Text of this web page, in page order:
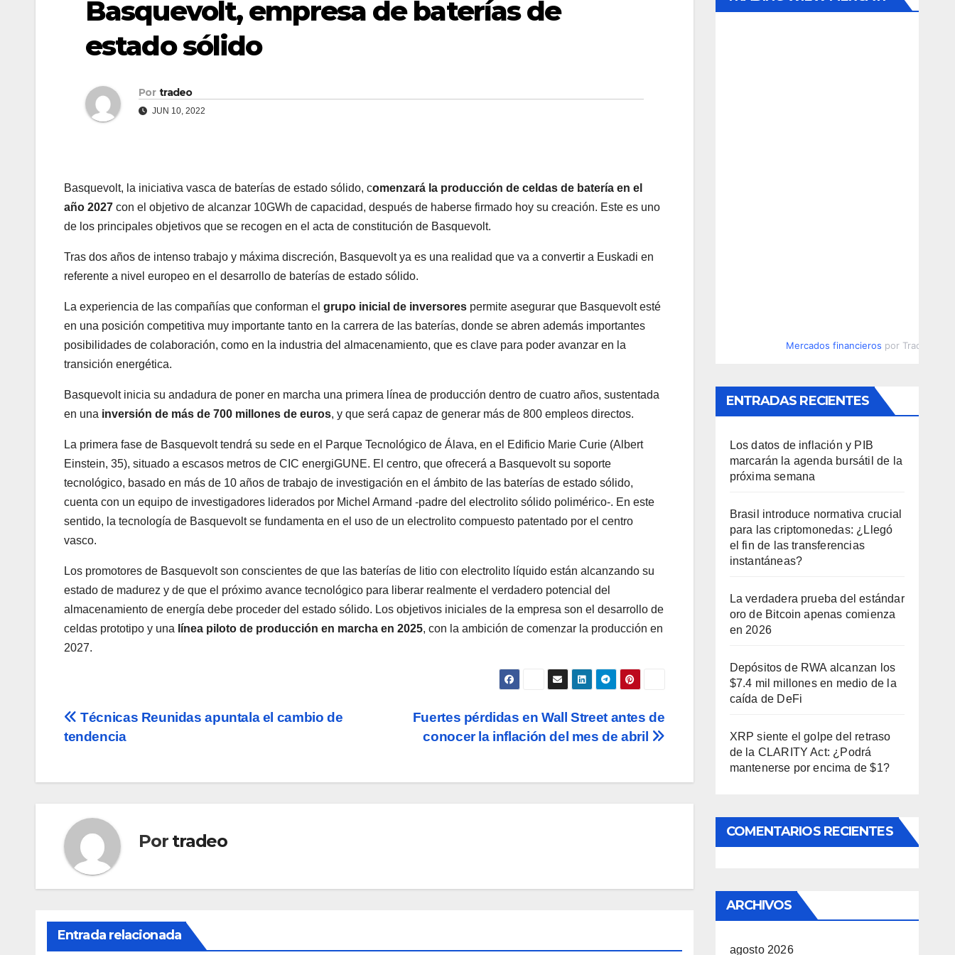
Basquevolt, empresa de baterías de
estado sólido
Por tradeo
JUN 10, 2022
Basquevolt, la iniciativa vasca de baterías de estado sólido, comenzará la producción de celdas de batería en el
año 2027 con el objetivo de alcanzar 10GWh de capacidad, después de haberse firmado hoy su creación. Este es uno
de los principales objetivos que se recogen en el acta de constitución de Basquevolt.
Tras dos años de intenso trabajo y máxima discreción, Basquevolt ya es una realidad que va a convertir a Euskadi en
referente a nivel europeo en el desarrollo de baterías de estado sólido.
La experiencia de las compañías que conforman el grupo inicial de inversores permite asegurar que Basquevolt esté
en una posición competitiva muy importante tanto en la carrera de las baterías, donde se abren además importantes
posibilidades de colaboración, como en la industria del almacenamiento, que es clave para poder avanzar en la
transición energética.
Basquevolt inicia su andadura de poner en marcha una primera línea de producción dentro de cuatro años, sustentada
en una inversión de más de 700 millones de euros, y que será capaz de generar más de 800 empleos directos.
La primera fase de Basquevolt tendrá su sede en el Parque Tecnológico de Álava, en el Edificio Marie Curie (Albert
Einstein, 35), situado a escasos metros de CIC energiGUNE. El centro, que ofrecerá a Basquevolt su soporte
tecnológico, basado en más de 10 años de trabajo de investigación en el ámbito de las baterías de estado sólido,
cuenta con un equipo de investigadores liderados por Michel Armand -padre del electrolito sólido polimérico-. En este
sentido, la tecnología de Basquevolt se fundamenta en el uso de un electrolito compuesto patentado por el centro
vasco.
Los promotores de Basquevolt son conscientes de que las baterías de litio con electrolito líquido están alcanzando su
estado de madurez y de que el próximo avance tecnológico para liberar realmente el verdadero potencial del
almacenamiento de energía debe proceder del estado sólido. Los objetivos iniciales de la empresa son el desarrollo de
celdas prototipo y una línea piloto de producción en marcha en 2025, con la ambición de comenzar la producción en
2027.
Navegación
entradas
Fuertes pérdidas en Wall Street antes de
conocer la inflación del mes de abril
Técnicas Reunidas apuntala el cambio de
tendencia
Por tradeo
Entrada relacionada
Mercados financieros por
ENTRADAS RECIENTES
Los datos de inflación y PIB
marcarán la agenda bursátil de la
próxima semana
Brasil introduce normativa crucial
para las criptomonedas: ¿Llegó
el fin de las transferencias
instantáneas?
La verdadera prueba del estándar
oro de Bitcoin apenas comienza
en 2026
Depósitos de RWA alcanzan los
$7.4 mil millones en medio de la
caída de DeFi
XRP siente el golpe del retraso
de la CLARITY Act: ¿Podrá
mantenerse por encima de $1?
COMENTARIOS RECIENTES
ARCHIVOS
agosto 2026